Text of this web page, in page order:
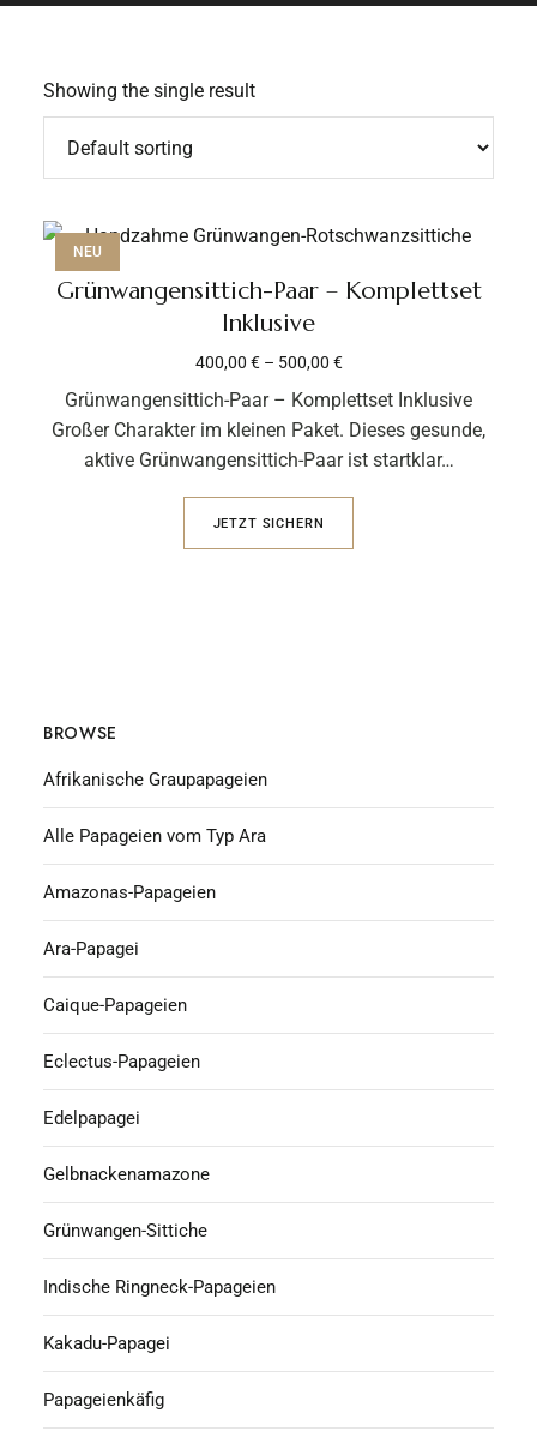
Showing the single result
NEU
Grünwangensittich-Paar – Komplettset
Inklusive
400,00 € – 500,00 €
Grünwangensittich-Paar – Komplettset Inklusive
Großer Charakter im kleinen Paket. Dieses gesunde,
aktive Grünwangensittich-Paar ist startklar…
JETZT SICHERN
BROWSE
Afrikanische Graupapageien
Alle Papageien vom Typ Ara
Amazonas-Papageien
Ara-Papagei
Caique-Papageien
Eclectus-Papageien
Edelpapagei
Gelbnackenamazone
Grünwangen-Sittiche
Indische Ringneck-Papageien
Kakadu-Papagei
Papageienkäfig